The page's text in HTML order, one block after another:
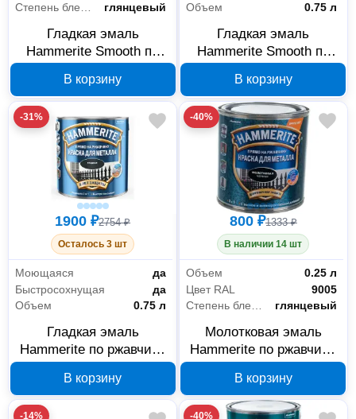
глянцевый
Гладкая эмаль
Hammerite Smooth по
RAL 8017 0.25 л, арт.
5093864
В корзину
Объем
0.75 л
Гладкая эмаль
Hammerite Smooth по
5010 0.75 л, арт.
5093829
В корзину
-31%
1900 ₽2754 ₽
Осталось 3 шт
Моющаяся
да
Быстросохнущая
да
Объем
0.75 л
Гладкая эмаль
Hammerite по ржавчине
0.75 л, арт. 5163747
В корзину
-40%
800 ₽1333 ₽
В наличии 14 шт
Объем
0.25 л
Цвет RAL
9005
Степень блеска
глянцевый
Молотковая эмаль
Hammerite по ржавчине
В корзину
-14% -40%